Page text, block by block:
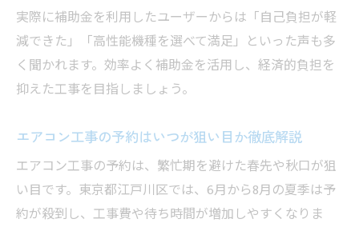
実際に補助金を利用したユーザーからは「自己負担が軽
減できた」「高性能機種を選べて満足」といった声も多
く聞かれます。効率よく補助金を活用し、経済的負担を
抑えた工事を目指しましょう。
エアコン工事の予約はいつが狙い目か徹底解説
エアコン工事の予約は、繁忙期を避けた春先や秋口が狙
い目です。東京都江戸川区では、6月から8月の夏季は予
約が殺到し、工事費や待ち時間が増加しやすくなりま